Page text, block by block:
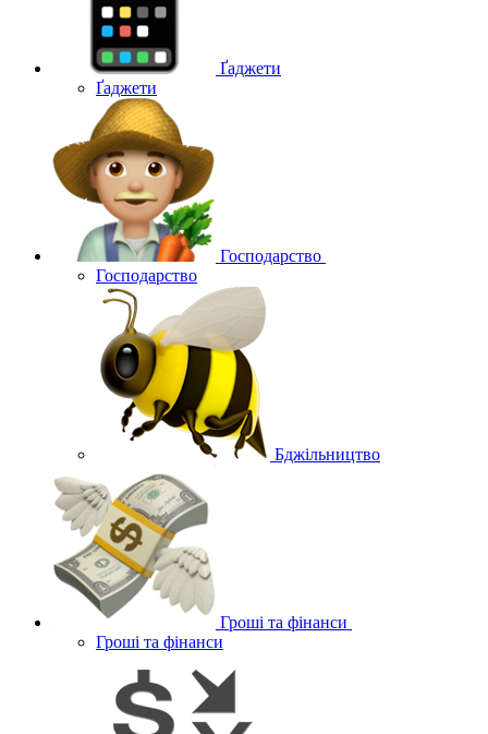
Ґаджети
Ґаджети
Господарство
Господарство
Бджільництво
Гроші та фінанси
Гроші та фінанси